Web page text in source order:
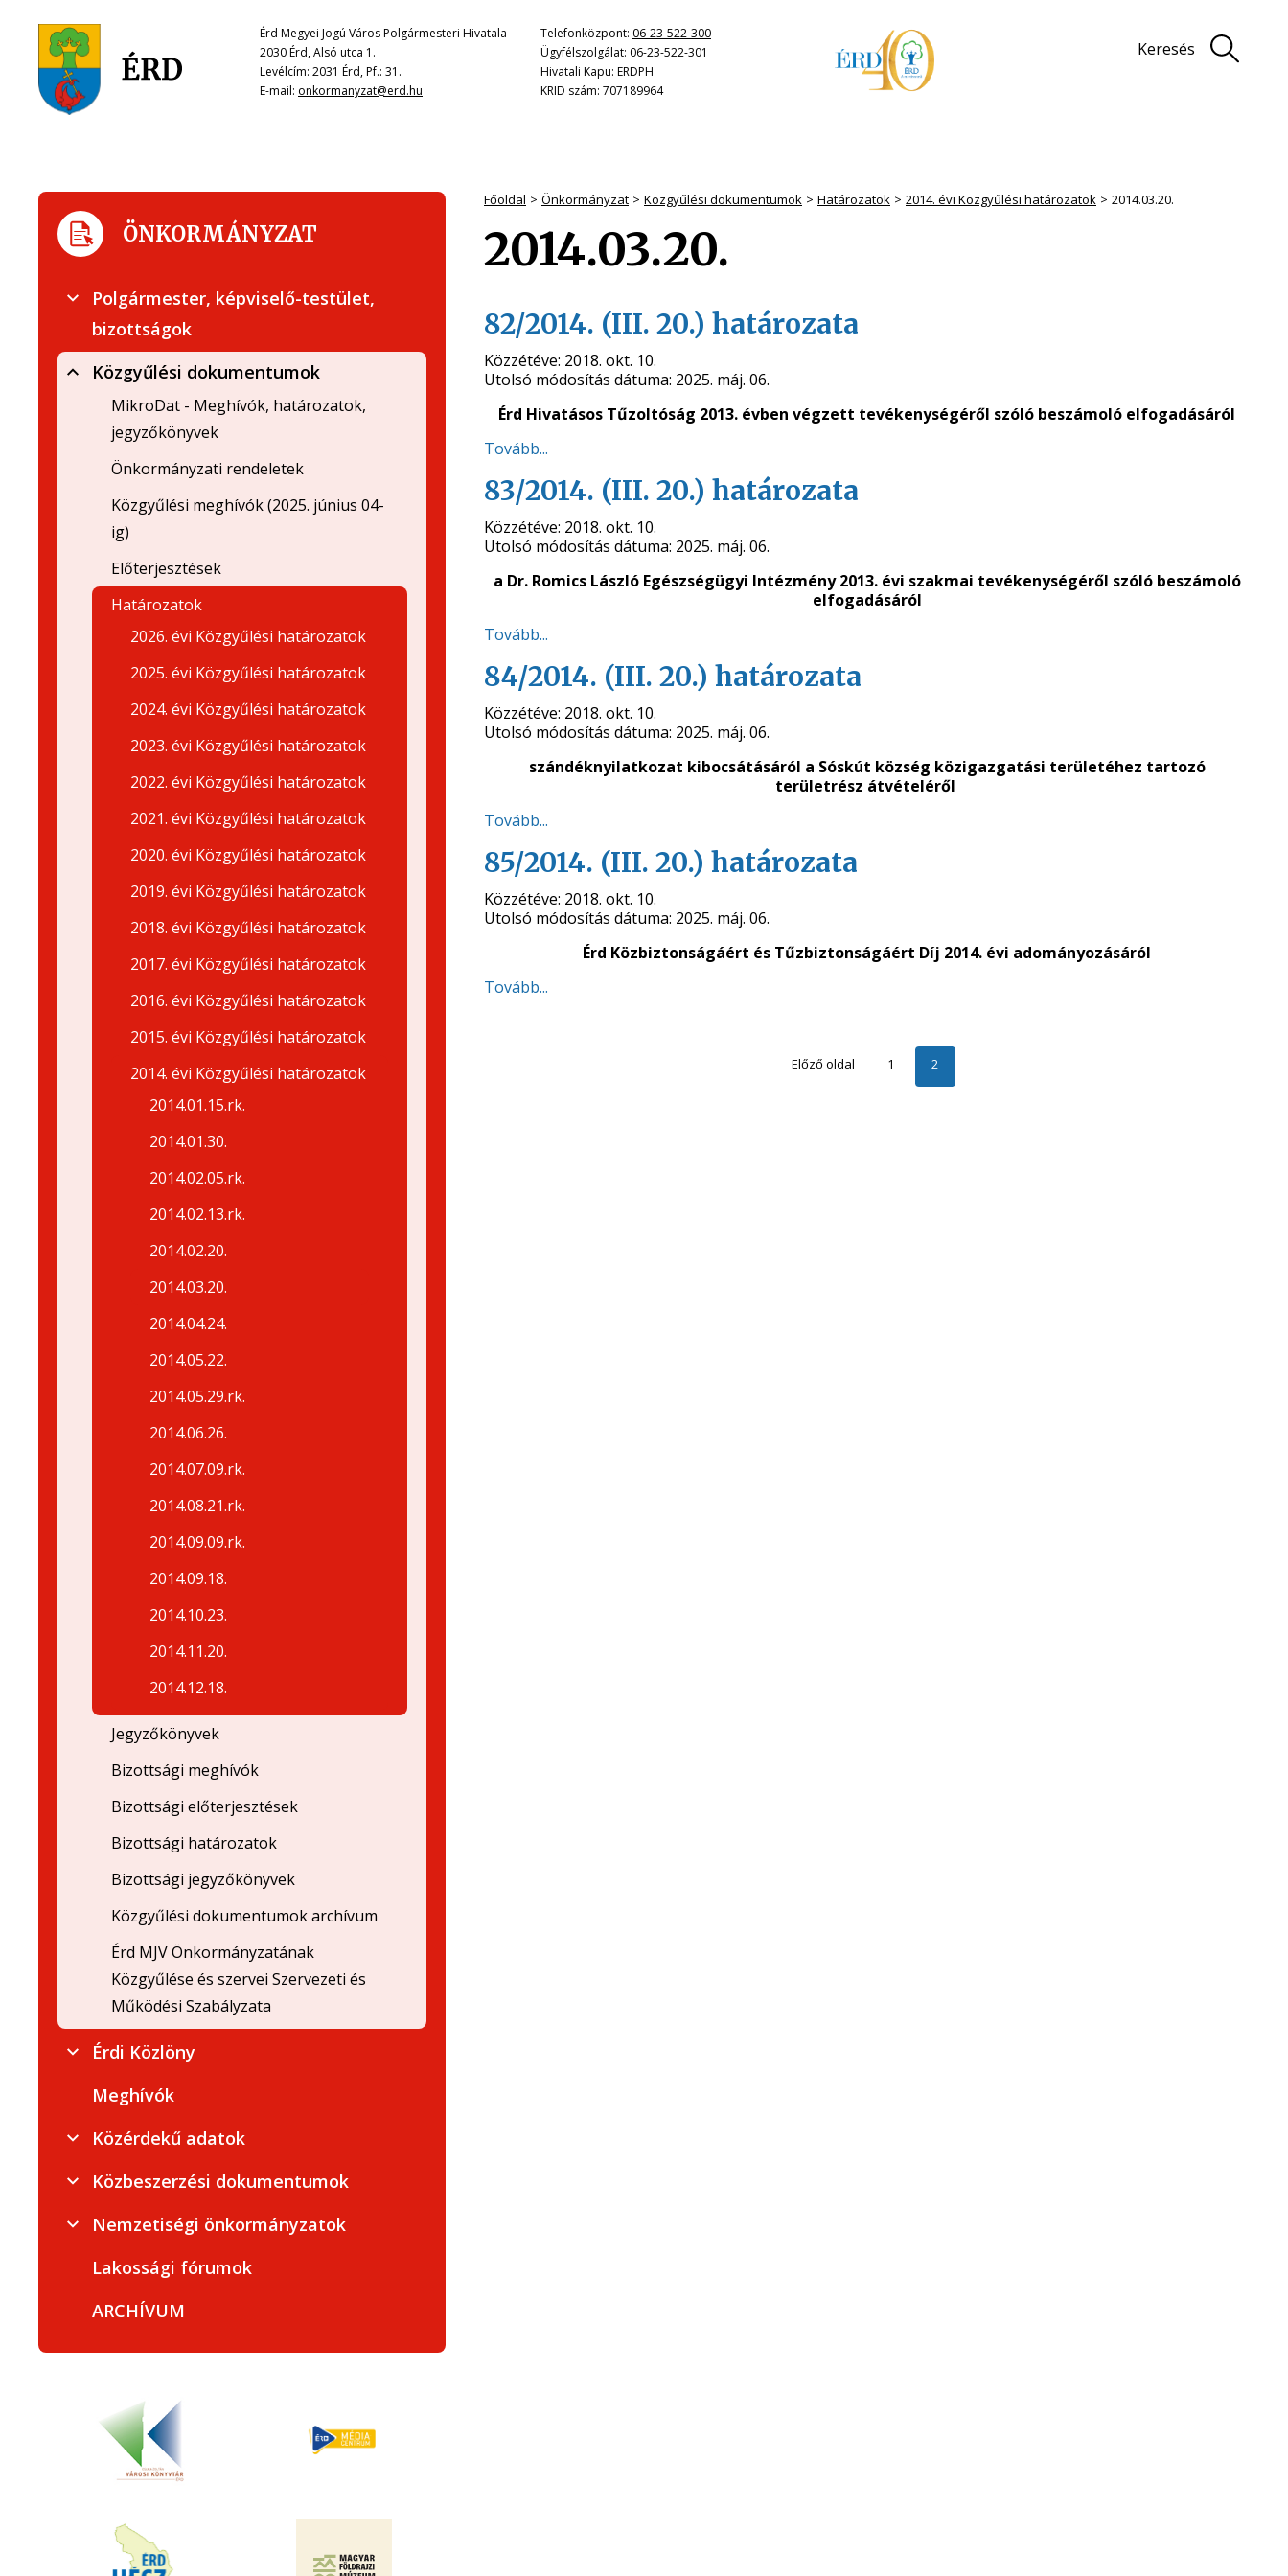
Érd Megyei Jogú Város Polgármesteri Hivatala
2030 Érd, Alsó utca 1.
Levélcím: 2031 Érd, Pf.: 31.
E-mail: onkormanyzat@erd.hu
Telefonközpont: 06-23-522-300
Ügyfélszolgálat: 06-23-522-301
Hivatali Kapu: ERDPH
KRID szám: 707189964
Keresés
Főoldal Önkormányzat Közgyűlési dokumentumok Határozatok 2014. évi Közgyűlési határozatok 2014.03.20.
2014.03.20.
82/2014. (III. 20.) határozata
Közzétéve: 2018. okt. 10.
Utolsó módosítás dátuma: 2025. máj. 06.
Érd Hivatásos Tűzoltóság 2013. évben végzett tevékenységéről szóló beszámoló elfogadásáról
Tovább...
83/2014. (III. 20.) határozata
Közzétéve: 2018. okt. 10.
Utolsó módosítás dátuma: 2025. máj. 06.
a Dr. Romics László Egészségügyi Intézmény 2013. évi szakmai tevékenységéről szóló beszámoló
elfogadásáról
Tovább...
84/2014. (III. 20.) határozata
Közzétéve: 2018. okt. 10.
Utolsó módosítás dátuma: 2025. máj. 06.
szándéknyilatkozat kibocsátásáról a Sóskút község közigazgatási területéhez tartozó
területrész átvételéről
Tovább...
85/2014. (III. 20.) határozata
Közzétéve: 2018. okt. 10.
Utolsó módosítás dátuma: 2025. máj. 06.
Érd Közbiztonságáért és Tűzbiztonságáért Díj 2014. évi adományozásáról
Tovább...
Előző oldal 1 2
ÖNKORMÁNYZAT
Polgármester, képviselő-testület,
bizottságok
Közgyűlési dokumentumok
MikroDat - Meghívók, határozatok,
jegyzőkönyvek
Önkormányzati rendeletek
Közgyűlési meghívók (2025. június 04-
ig)
Előterjesztések
Határozatok
2026. évi Közgyűlési határozatok
2025. évi Közgyűlési határozatok
2024. évi Közgyűlési határozatok
2023. évi Közgyűlési határozatok
2022. évi Közgyűlési határozatok
2021. évi Közgyűlési határozatok
2020. évi Közgyűlési határozatok
2019. évi Közgyűlési határozatok
2018. évi Közgyűlési határozatok
2017. évi Közgyűlési határozatok
2016. évi Közgyűlési határozatok
2015. évi Közgyűlési határozatok
2014. évi Közgyűlési határozatok
2014.01.15.rk.
2014.01.30.
2014.02.05.rk.
2014.02.13.rk.
2014.02.20.
2014.03.20.
2014.04.24.
2014.05.22.
2014.05.29.rk.
2014.06.26.
2014.07.09.rk.
2014.08.21.rk.
2014.09.09.rk.
2014.09.18.
2014.10.23.
2014.11.20.
2014.12.18.
Jegyzőkönyvek
Bizottsági meghívók
Bizottsági előterjesztések
Bizottsági határozatok
Bizottsági jegyzőkönyvek
Közgyűlési dokumentumok archívum
Érd MJV Önkormányzatának
Közgyűlése és szervei Szervezeti és
Működési Szabályzata
Érdi Közlöny
Meghívók
Közérdekű adatok
Közbeszerzési dokumentumok
Nemzetiségi önkormányzatok
Lakossági fórumok
ARCHÍVUM